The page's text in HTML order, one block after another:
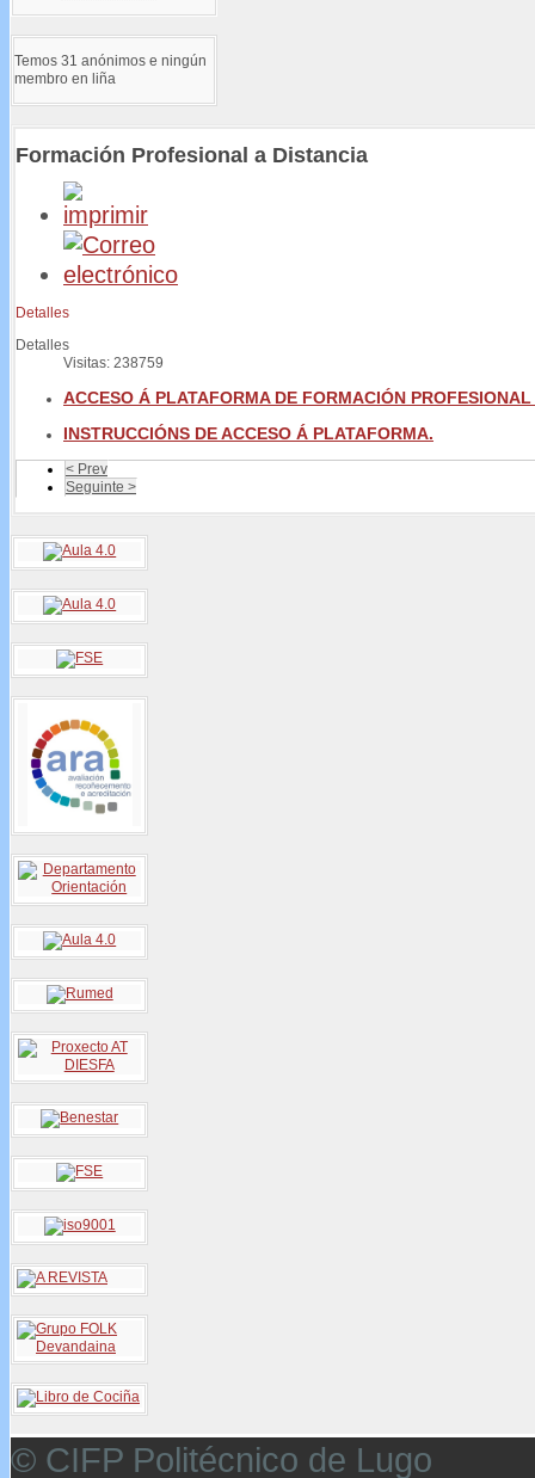
Temos 31 anónimos e ningún
membro en liña
Formación Profesional a Distancia
Detalles
Detalles
Visitas: 238759
ACCESO Á PLATAFORMA DE FORMACIÓN PROFESIONAL
INSTRUCCIÓNS DE ACCESO Á PLATAFORMA.
< Prev
Seguinte >
© CIFP Politécnico de Lugo